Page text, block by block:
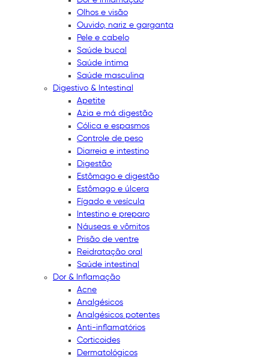
Olhos e visão
Ouvido, nariz e garganta
Pele e cabelo
Saúde bucal
Saúde íntima
Saúde masculina
Digestivo & Intestinal
Apetite
Azia e má digestão
Cólica e espasmos
Controle de peso
Diarreia e intestino
Digestão
Estômago e digestão
Estômago e úlcera
Fígado e vesícula
Intestino e preparo
Náuseas e vômitos
Prisão de ventre
Reidratação oral
Saúde intestinal
Dor & Inflamação
Acne
Analgésicos
Analgésicos potentes
Anti-inflamatórios
Corticoides
Dermatológicos